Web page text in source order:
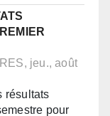
jeu., août
résultats
pour